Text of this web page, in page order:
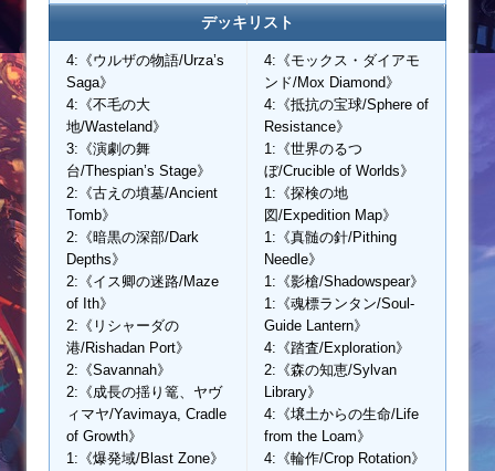
デッキリスト
4:《ウルザの物語/Urza’s
Saga》
4:《不毛の大
地/Wasteland》
3:《演劇の舞
台/Thespian’s Stage》
2:《古えの墳墓/Ancient
Tomb》
2:《暗黒の深部/Dark
Depths》
2:《イス卿の迷路/Maze
of Ith》
2:《リシャーダの
港/Rishadan Port》
2:《Savannah》
2:《成長の揺り篭、ヤヴ
ィマヤ/Yavimaya, Cradle
of Growth》
1:《爆発域/Blast Zone》
4:《モックス・ダイアモ
ンド/Mox Diamond》
4:《抵抗の宝球/Sphere of
Resistance》
1:《世界のるつ
ぼ/Crucible of Worlds》
1:《探検の地
図/Expedition Map》
1:《真髄の針/Pithing
Needle》
1:《影槍/Shadowspear》
1:《魂標ランタン/Soul-
Guide Lantern》
4:《踏査/Exploration》
2:《森の知恵/Sylvan
Library》
4:《壌土からの生命/Life
from the Loam》
4:《輪作/Crop Rotation》